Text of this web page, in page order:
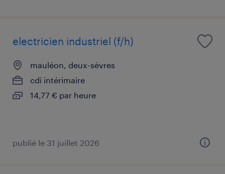
electricien industriel (f/h)
mauléon, deux-sèvres
cdi intérimaire
14,77 € par heure
publié le 31 juillet 2026